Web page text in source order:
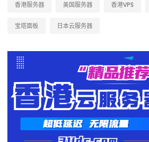
香港服务器 美国服务器 香港VPS
宝塔面板 日本云服务器